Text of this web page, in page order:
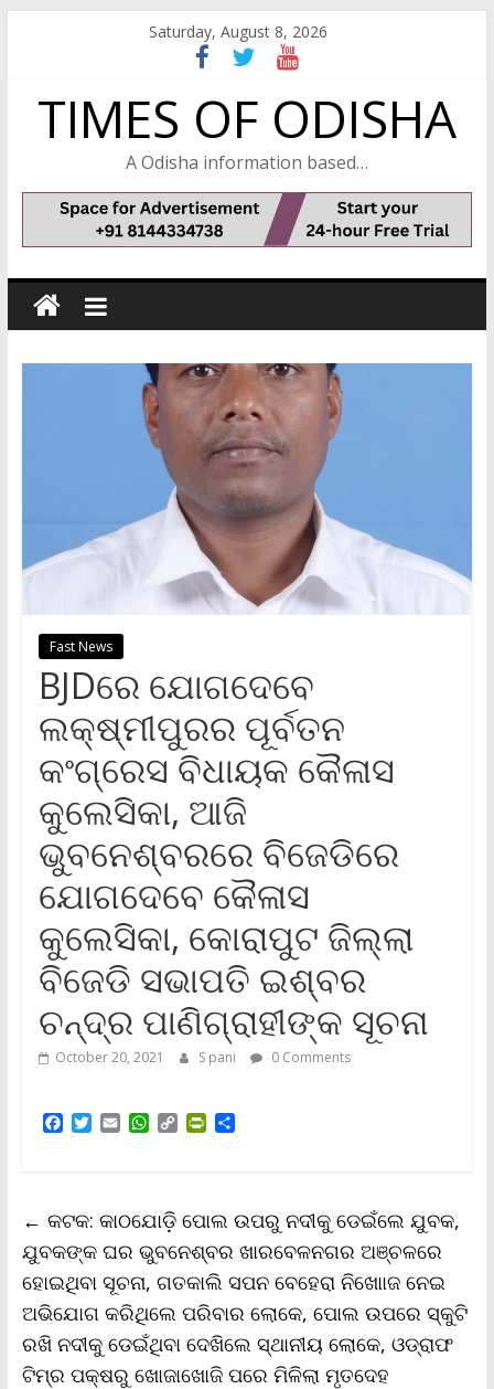
Saturday, August 8, 2026
TIMES OF ODISHA
A Odisha information based…
Fast News
BJDରେ ଯୋଗଦେବେ
ଲକ୍ଷ୍ମୀପୁରର ପୂର୍ବତନ
କଂଗ୍ରେସ ବିଧାୟକ କୈଳାସ
କୁଲେସିକା, ଆଜି
ଭୁବନେଶ୍ବରରେ ବିଜେଡିରେ
ଯୋଗଦେବେ କୈଳାସ
କୁଲେସିକା, କୋରାପୁଟ ଜିଲ୍ଲା
ବିଜେଡି ସଭାପତି ଇଶ୍ବର
ଚନ୍ଦ୍ର ପାଣିଗ୍ରାହୀଙ୍କ ସୂଚନା
October 20, 2021 S pani 0 Comments
F
o
o
k
T
e
r
E
W
A
p
p
C
n
k
P
F
r
i
e
n
d
l
y
S
← କଟକ: କାଠଯୋଡ଼ି ପୋଲ ଉପରୁ ନଦୀକୁ ଡେଇଁଲେ ଯୁବକ,
ଯୁବକଙ୍କ ଘର ଭୁବନେଶ୍ବର ଖାରବେଳନଗର ଅଞ୍ଚଳରେ
ହୋଇଥିବା ସୂଚନା, ଗତକାଲି ସପନ ବେହେରା ନିଖୋାଜ ନେଇ
ଅଭିଯୋଗ କରିଥିଲେ ପରିବାର ଲୋକେ, ପୋଲ ଉପରେ ସ୍କୁଟି
ରଖି ନଦୀକୁ ଡେଇଁଥିବା ଦେଖିଲେ ସ୍ଥାନୀୟ ଲୋକେ, ଓଡ୍ରାଫ
ଟିମ୍‌ର ପକ୍ଷରୁ ଖୋଜାଖୋଜି ପରେ ମିଳିଲା ମୃତଦେହ